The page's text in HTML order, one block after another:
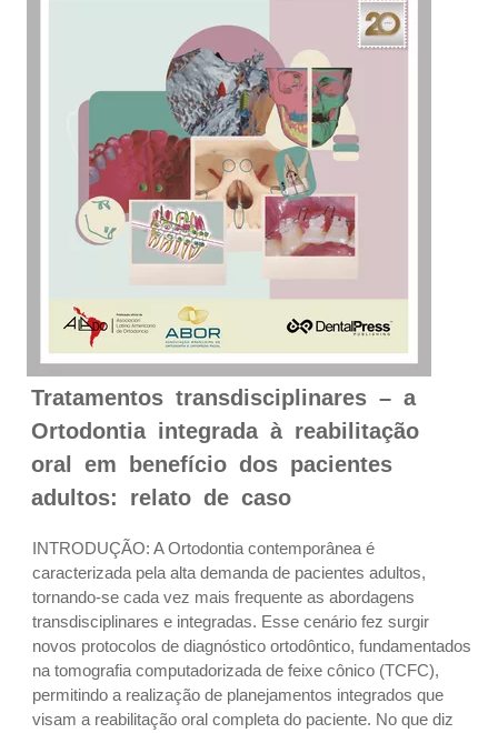
Tratamentos transdisciplinares – a
Ortodontia integrada à reabilitação
oral em benefício dos pacientes
adultos: relato de caso
INTRODUÇÃO: A Ortodontia contemporânea é
caracterizada pela alta demanda de pacientes adultos,
tornando-se cada vez mais frequente as abordagens
transdisciplinares e integradas. Esse cenário fez surgir
novos protocolos de diagnóstico ortodôntico, fundamentados
na tomografia computadorizada de feixe cônico (TCFC),
permitindo a realização de planejamentos integrados que
visam a reabilitação oral completa do paciente. No que diz